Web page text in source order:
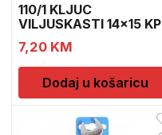
110/1 KLJUC
VILJUSKASTI 14×15 KP
7,20 KM
Dodaj u košaricu